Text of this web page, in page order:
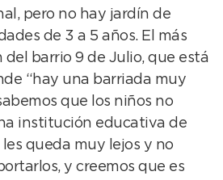
pero no hay jardín de
de 3 a 5 años. El más
del barrio 9 de Julio, que está
“hay una barriada muy
que los niños no
institución educativa de
queda muy lejos y no
y creemos que es